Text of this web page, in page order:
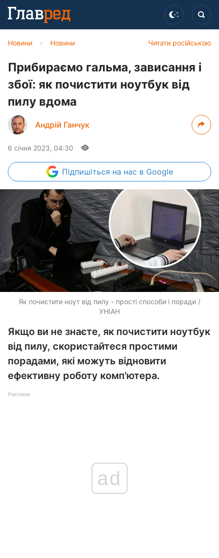
Читати російською
Новини › Новини
Прибираємо гальма, зависання і
збої: як почистити ноутбук від
пилу вдома
Андрій Ганчук
6 січня 2023, 04:30
Підпишіться на нас в Google
Як почистити ноут від пилу - прості способи і поради /
УНІАН
Якщо ви не знаєте, як почистити ноутбук
від пилу, скористайтеся простими
порадами, які можуть відновити
ефективну роботу комп'ютера.
Реклама
ad